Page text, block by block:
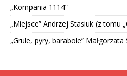
„Kompania 1114”
„Miejsce” Andrzej Stasiuk (z tomu
„Grule, pyry, barabole” Małgorzata